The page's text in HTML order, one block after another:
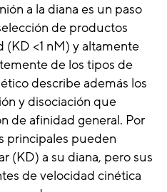
a la diana es un paso
de productos
(KD <1 nM) y altamente
de los tipos de
describe además los
y disociación que
de afinidad general. Por
principales pueden
(KD) a su diana, pero sus
de velocidad cinética